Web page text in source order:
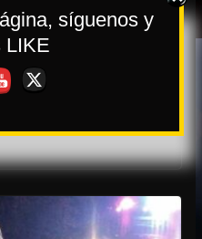
salen
y esposa
síguenos y
LIKE